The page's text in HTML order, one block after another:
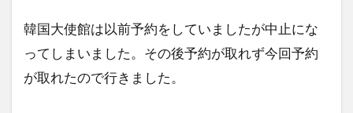
韓国大使館は以前予約をしていましたが中止にな
ってしまいました。その後予約が取れず今回予約
が取れたので行きました。